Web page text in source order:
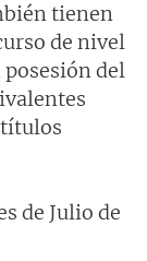
tienen
de nivel
posesión del
de Julio de